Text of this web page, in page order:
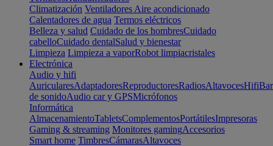
Climatización Ventiladores Aire acondicionado
Calentadores de agua Termos eléctricos
Belleza y salud Cuidado de los hombresCuidado
cabelloCuidado dentalSalud y bienestar
Limpieza Limpieza a vaporRobot limpiacristales
Electrónica
Audio y hifi
AuricularesAdaptadoresReproductoresRadiosAltavocesHifi
de sonidoAudio car y GPSMicrófonos
Informática
AlmacenamientoTabletsComplementosPortátilesImpresoras
Gaming & streaming Monitores gamingAccesorios
Smart home TimbresCámarasAltavoces